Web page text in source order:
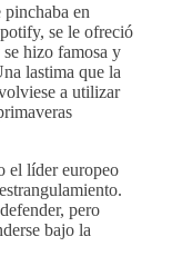
en
se le ofreció
hizo famosa y
lastima que la
a utilizar
el líder europeo
pero
bajo la